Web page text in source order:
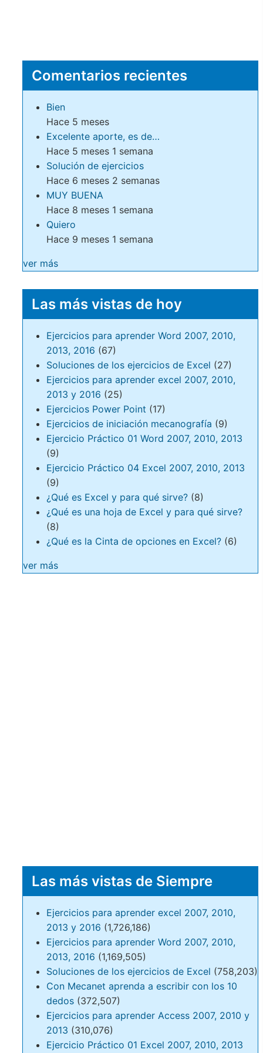
Comentarios recientes
Bien
Hace 5 meses
Excelente aporte, es de…
Hace 5 meses 1 semana
Solución de ejercicios
Hace 6 meses 2 semanas
MUY BUENA
Hace 8 meses 1 semana
Quiero
Hace 9 meses 1 semana
ver más
Las más vistas de hoy
Ejercicios para aprender Word 2007, 2010,
2013, 2016 (67)
Soluciones de los ejercicios de Excel (27)
Ejercicios para aprender excel 2007, 2010,
2013 y 2016 (25)
Ejercicios Power Point (17)
Ejercicios de iniciación mecanografía (9)
Ejercicio Práctico 01 Word 2007, 2010, 2013
(9)
Ejercicio Práctico 04 Excel 2007, 2010, 2013
(9)
¿Qué es Excel y para qué sirve? (8)
¿Qué es una hoja de Excel y para qué sirve?
(8)
¿Qué es la Cinta de opciones en Excel? (6)
ver más
Las más vistas de Siempre
Ejercicios para aprender excel 2007, 2010,
2013 y 2016 (1,726,186)
Ejercicios para aprender Word 2007, 2010,
2013, 2016 (1,169,505)
Soluciones de los ejercicios de Excel (758,203)
Con Mecanet aprenda a escribir con los 10
dedos (372,507)
Ejercicios para aprender Access 2007, 2010 y
2013 (310,076)
Ejercicio Práctico 01 Excel 2007, 2010, 2013